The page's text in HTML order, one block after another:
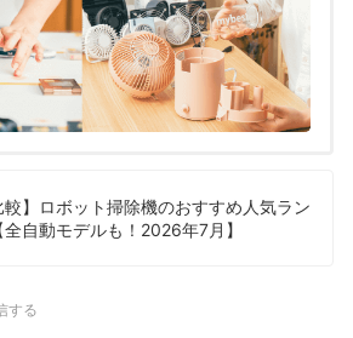
較】ロボット掃除機のおすすめ人気ラン
自動モデルも！2026年7月】
する